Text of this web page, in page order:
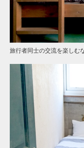
旅行者同士の交流を楽しむ